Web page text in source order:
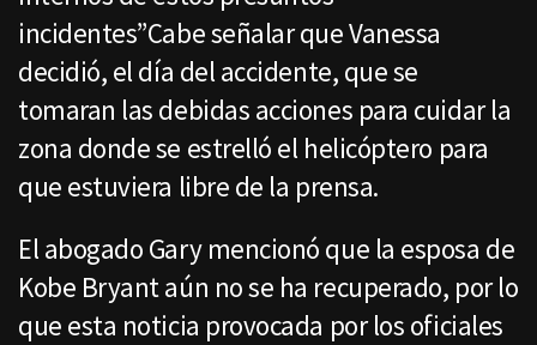
incidentes”Cabe señalar que Vanessa
decidió, el día del accidente, que se
tomaran las debidas acciones para cuidar la
zona donde se estrelló el helicóptero para
que estuviera libre de la prensa.
El abogado Gary mencionó que la esposa de
Kobe Bryant aún no se ha recuperado, por lo
que esta noticia provocada por los oficiales